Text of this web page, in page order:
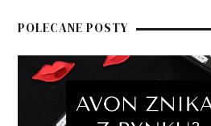
POLECANE POSTY